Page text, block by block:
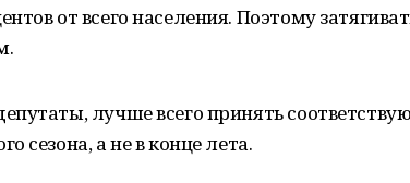
от всего населения. Поэтому
лучше всего принять
сезона, а не в конце лета.